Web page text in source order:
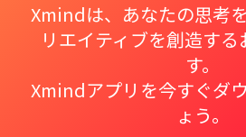
Xmindは、あなたの思考
リエイティブを創造す
す。
Xmindアプリを今すぐダ
ょう。